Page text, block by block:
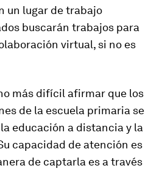
un lugar de trabajo
buscarán trabajos para
virtual, si no es
más difícil afirmar que los
de la escuela primaria se
educación a distancia y la
capacidad de atención es
de captarla es a través